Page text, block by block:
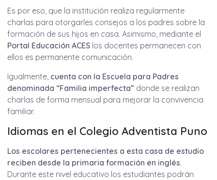
Es por eso, que la institución realiza regularmente
charlas para otorgarles consejos a los padres sobre la
formación de sus hijos en casa. Asimismo, mediante el
Portal Educación ACES los docentes permanecen con
ellos es permanente comunicación.
Igualmente, cuenta con la Escuela para Padres
denominada “Familia imperfecta” donde se realizan
charlas de forma mensual para mejorar la convivencia
familiar.
Idiomas en el Colegio Adventista Puno
Los escolares pertenecientes a esta casa de estudio
reciben desde la primaria formación en inglés.
Durante este nivel educativo los estudiantes podrán